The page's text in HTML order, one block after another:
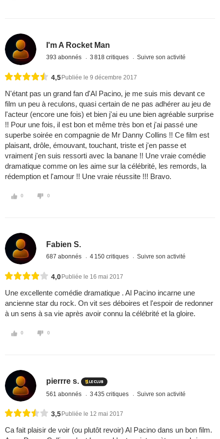
I'm A Rocket Man
393 abonnés 3 818 critiques Suivre son activité
4,5 Publiée le 9 décembre 2017
N'étant pas un grand fan d'Al Pacino, je me suis mis devant ce
film un peu à reculons, quasi certain de ne pas adhérer au jeu de
l'acteur (encore une fois) et bien j'ai eu une bien agréable surprise
!! Pour une fois, il est bon et même très bon et j'ai passé une
superbe soirée en compagnie de Mr Danny Collins !! Ce film est
plaisant, drôle, émouvant, touchant, triste et j'en passe et
vraiment j'en suis ressorti avec la banane !! Une vraie comédie
dramatique comme on les aime sur la célébrité, les remords, la
rédemption et l'amour !! Une vraie réussite !!! Bravo.
0 0
Fabien S.
687 abonnés 4 150 critiques Suivre son activité
4,0 Publiée le 16 mai 2017
Une excellente comédie dramatique . Al Pacino incarne une
ancienne star du rock. On vit ses déboires et l'espoir de redonner
à un sens à sa vie après avoir connu la célébrité et la gloire.
0 0
pierrre s.
561 abonnés 3 435 critiques Suivre son activité
3,5 Publiée le 12 mai 2017
Ca fait plaisir de voir (ou plutôt revoir) Al Pacino dans un bon film.